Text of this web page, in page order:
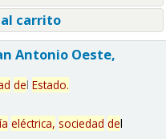
carrito
Antonio Oeste,
del Estado.
eléctrica, sociedad del